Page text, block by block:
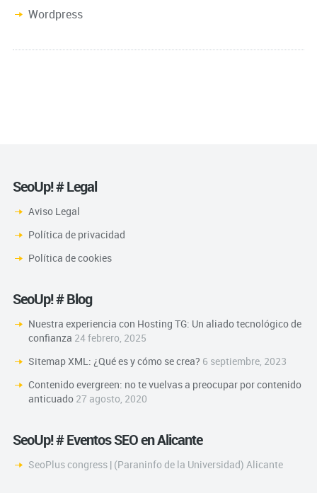
Wordpress
SeoUp! # Legal
Aviso Legal
Política de privacidad
Política de cookies
SeoUp! # Blog
Nuestra experiencia con Hosting TG: Un aliado tecnológico de
confianza 24 febrero, 2025
Sitemap XML: ¿Qué es y cómo se crea? 6 septiembre, 2023
Contenido evergreen: no te vuelvas a preocupar por contenido
anticuado 27 agosto, 2020
SeoUp! # Eventos SEO en Alicante
SeoPlus congress | (Paraninfo de la Universidad) Alicante